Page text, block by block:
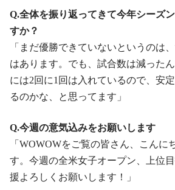
Q.全体を振り返ってきて今年シーズ
すか？
「まだ優勝できていないというのは
はあります。でも、試合数は減った
には2回に1回は入れているので、安
るのかな、と思ってます」
Q.今週の意気込みをお願いします
「WOWOWをご覧の皆さん、こんに
す。今週の全米女子オープン、上位
援よろしくお願いします！」